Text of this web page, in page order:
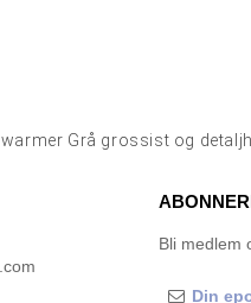
Grå grossist og
Bli medlem